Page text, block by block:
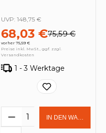
den
68,03 €75,59 €
vorher 75,59 €
UVP: 148,75 €
Preise inkl. MwSt., ggf. zzgl.
Versandkosten
1 - 3 Werktage
Produkt Anzahl:
IN DEN